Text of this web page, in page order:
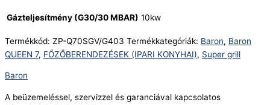
Gázteljesítmény (G30/30 MBAR) 10kw
Termékkód: ZP-Q70SGV/G403 Termékkategóriák: Baron, Baron
QUEEN 7, FŐZŐBERENDEZÉSEK (IPARI KONYHAI), Super grill
Baron
A beüzemeléssel, szervizzel és garanciával kapcsolatos